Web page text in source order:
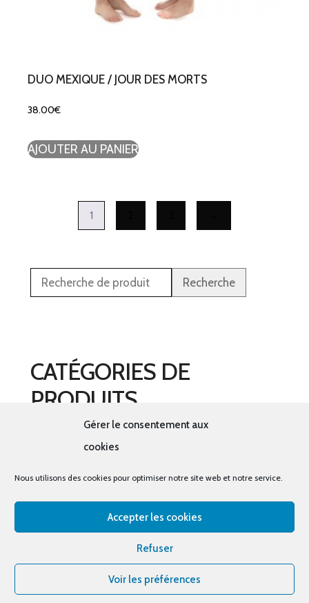
Gérer le consentement aux
cookies
Nous utilisons des cookies pour optimiser notre site web et notre service.
Accepter les cookies
Refuser
Voir les préférences
DUO MEXIQUE / JOUR DES MORTS
38.00€
AJOUTER AU PANIER
1
Recherche
CATÉGORIES DE
PRODUITS
Sélectionner une catégorie
© tous droits réservés - La cabine à costumes x Bout